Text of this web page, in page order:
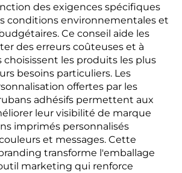
des exigences spécifiques
conditions environnementales et
Ce conseil aide les
des erreurs coûteuses et à
choisissent les produits les plus
besoins particuliers. Les
offertes par les
adhésifs permettent aux
leur visibilité de marque
imprimés personnalisés
et messages. Cette
transforme l'emballage
marketing qui renforce